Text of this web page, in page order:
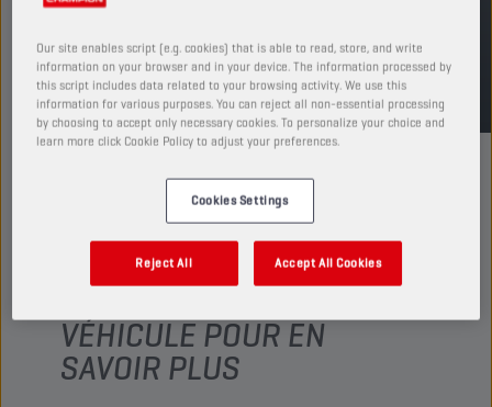
TDS MSDS
VÉRIFIEZ LA
VÉHICULE POUR EN
SAVOIR PLUS
Our site enables script (e.g. cookies) that is able to read, store, and write
information on your browser and in your device. The information processed by
this script includes data related to your browsing activity. We use this
information for various purposes. You can reject all non-essential processing
by choosing to accept only necessary cookies. To personalize your choice and
learn more click Cookie Policy to adjust your preferences.
Cookies Settings
Reject All Accept All Cookies